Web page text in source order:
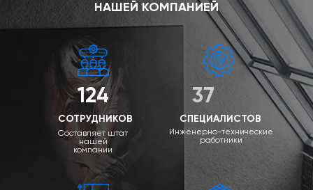
НАШЕЙ КОМПАНИЕЙ
124
СОТРУДНИКОВ
Составляет штат
нашей
компании
37
СПЕЦИАЛИСТОВ
Инженерно-технические
работники